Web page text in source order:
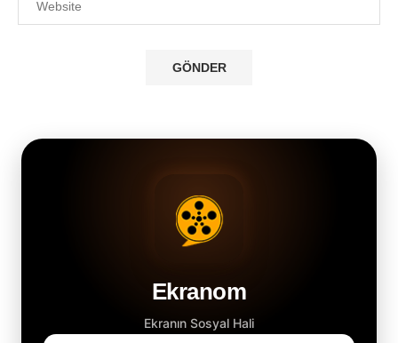
Ekranom
Ekranın Sosyal Hali